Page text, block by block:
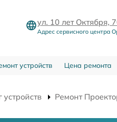
ул. 10 лет Октября,
Адрес сервисного центра
устройств Цена ремонта
устройств Ремонт